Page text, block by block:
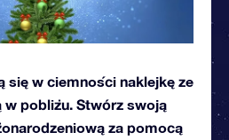
się w ciemności naklejkę ze
pobliżu. Stwórz swoją
za pomocą